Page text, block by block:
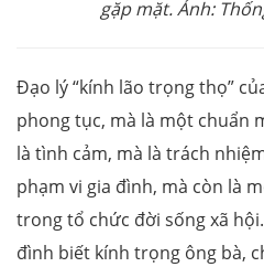
gặp mặt. Ảnh:
Đạo lý “kính lão trọng thọ”
phong tục, mà là một chuẩn
là tình cảm, mà là trách
phạm vi gia đình, mà còn là
trong tổ chức đời sống xã
đình biết kính trọng ông bà,